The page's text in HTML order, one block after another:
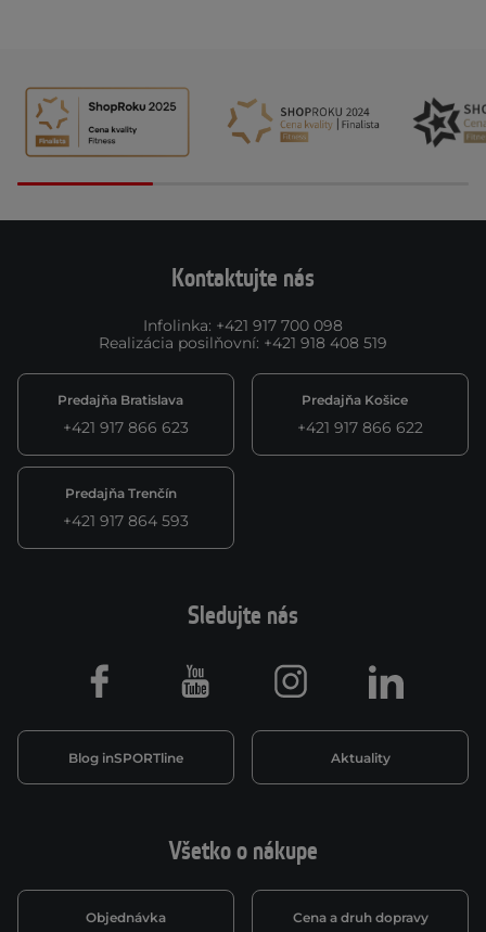
Kontaktujte nás
Infolinka: +421 917 700 098
Realizácia posilňovní: +421 918 408 519
Predajňa Bratislava
+421 917 866 623
Predajňa Košice
+421 917 866 622
Predajňa Trenčín
+421 917 864 593
Všetko o nákupe
Objednávka Cena a druh dopravy
Sledujte nás
Blog inSPORTline Aktuality
Facebook Youtube Instagram LinkedIn